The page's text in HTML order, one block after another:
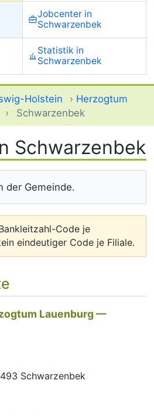
Jobcenter in
Schwarzenbek
Statistik in
Schwarzenbek
Holstein › Herzogtum
› Schwarzenbek
Schwarzenbek
der Gemeinde.
Code je
eindeutiger Code je Filiale.
Lauenburg —
Schwarzenbek